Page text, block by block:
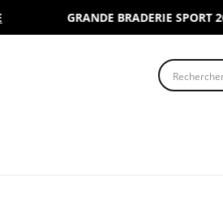
GRANDE BRADERIE SPORT